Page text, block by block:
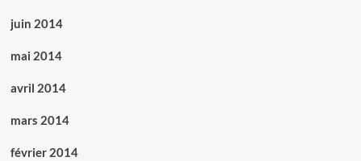
juin 2014
mai 2014
avril 2014
mars 2014
février 2014